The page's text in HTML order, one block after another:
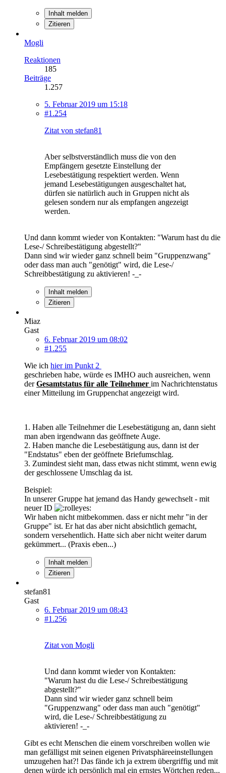
Inhalt melden
Zitieren
Mogli
Reaktionen
185
Beiträge
1.257
5. Februar 2019 um 15:18
#1.254
Zitat von stefan81
Aber selbstverständlich muss die von den
Empfängern gesetzte Einstellung der
Lesebestätigung respektiert werden. Wenn
jemand Lesebestätigungen ausgeschaltet hat,
dürfen sie natürlich auch in Gruppen nicht als
gelesen sondern nur als empfangen angezeigt
werden.
Und dann kommt wieder von Kontakten: "Warum hast du die
Lese-/ Schreibestätigung abgestellt?"
Dann sind wir wieder ganz schnell beim "Gruppenzwang"
oder dass man auch "genötigt" wird, die Lese-/
Schreibbestätigung zu aktivieren! -_-
Inhalt melden
Zitieren
Miaz
Gast
6. Februar 2019 um 08:02
#1.255
Wie ich hier im Punkt 2
geschrieben habe, würde es IMHO auch ausreichen, wenn
derGesamtstatus für alle Teilnehmer im Nachrichtenstatus
einer Mitteilung im Gruppenchat angezeigt wird.
1. Haben alle Teilnehmer die Lesebestätigung an, dann sieht
man aben irgendwann das geöffnete Auge.
2. Haben manche die Lesebestätigung aus, dann ist der
"Endstatus" eben der geöffnete Briefumschlag.
3. Zumindest sieht man, dass etwas nicht stimmt, wenn ewig
der geschlossene Umschlag da ist.
Beispiel:
In unserer Gruppe hat jemand das Handy gewechselt - mit
neuer ID
Wir haben nicht mitbekommen. dass er nicht mehr "in der
Gruppe" ist. Er hat das aber nicht absichtlich gemacht,
sondern versehentlich. Hatte sich aber nicht weiter darum
gekümmert... (Praxis eben...)
Inhalt melden
Zitieren
stefan81
Gast
6. Februar 2019 um 08:43
#1.256
Zitat von Mogli
Und dann kommt wieder von Kontakten:
"Warum hast du die Lese-/ Schreibestätigung
abgestellt?"
Dann sind wir wieder ganz schnell beim
"Gruppenzwang" oder dass man auch "genötigt"
wird, die Lese-/ Schreibbestätigung zu
aktivieren! -_-
Gibt es echt Menschen die einem vorschreiben wollen wie
man gefälligst mit seinen eigenen Privatsphäreeinstellungen
umzugehen hat?! Das fände ich ja extrem übergriffig und mit
denen würde ich persönlich mal ein ernstes Wörtchen reden...